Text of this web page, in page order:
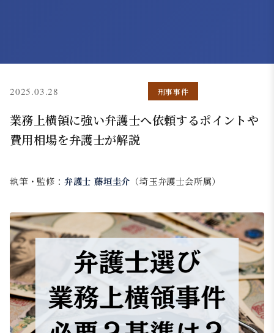
2025.03.28 刑事事件
業務上横領に強い弁護士へ依頼するポイントや
費用相場を弁護士が解説
執筆・監修： 弁護士 藤垣圭介 （埼玉弁護士会所属）